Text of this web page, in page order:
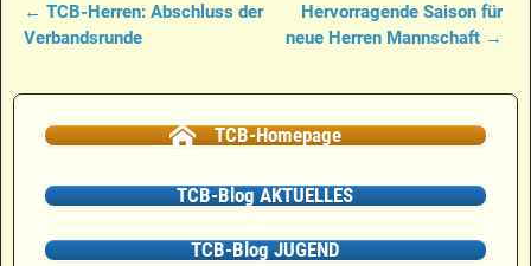
Artikelnavigation
← TCB-Herren: Abschluss der
Verbandsrunde
Hervorragende Saison für
neue Herren Mannschaft →
TCB-Homepage
TCB-Blog AKTUELLES
TCB-Blog JUGEND